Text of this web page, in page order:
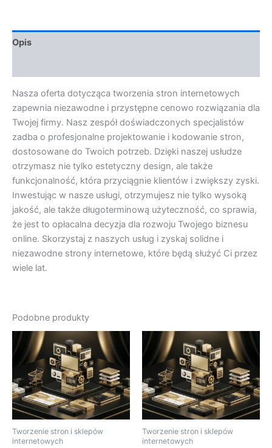
Opis
Nasza oferta dotycząca tworzenia stron internetowych
zapewnia niezawodne i przystępne cenowo rozwiązania dla
Twojej firmy. Nasz zespół doświadczonych specjalistów
zadba o profesjonalne projektowanie i kodowanie stron,
dostosowane do Twoich potrzeb. Dzięki naszej usłudze
otrzymasz nie tylko estetyczny design, ale także
funkcjonalność, która przyciągnie klientów i zwiększy zyski.
Inwestując w nasze usługi, otrzymujesz nie tylko wysoką
jakość, ale także długoterminową użyteczność, co sprawia,
że jest to opłacalna decyzja dla rozwoju Twojego biznesu
online. Skorzystaj z naszych usług i zyskaj solidne i
niezawodne strony internetowe, które będą służyć Ci przez
wiele lat.
Podobne produkty
Tworzenie stron i sklepów
internetowych
Tworzenie stron i sklepów
internetowych